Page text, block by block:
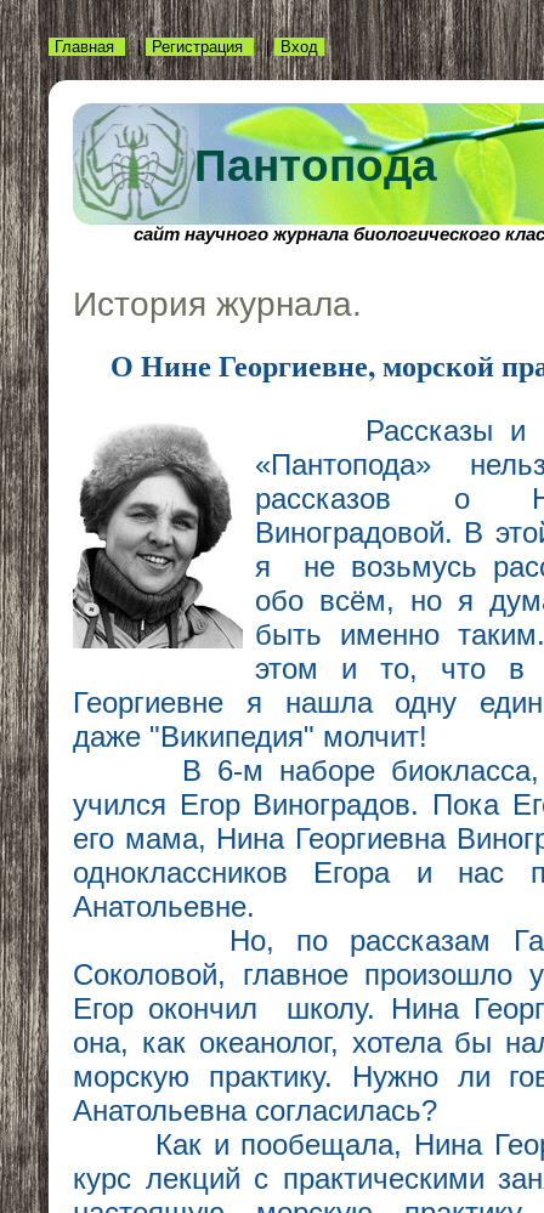
Пантопода
Главная | Регистрация | Вход
cайт научного журнала биологического
История журнала.
О Нине Георгиевне, морской
Рассказы и
«Пантопода»
рассказов о
Виноградовой. В
я не возьмусь
обо всём, но я
быть именно
этом и то, что в
Георгиевне я нашла одну
даже "Википедия" молчит!
В 6-м наборе биокласса,
учился Егор Виноградов. Пока
его мама, Нина Георгиевна
одноклассников Егора и нас
Анатольевне.
Но, по рассказам
Соколовой, главное произошло
Егор окончил школу. Нина
она, как океанолог, хотела бы
морскую практику. Нужно ли
Анатольевна согласилась?
Как и пообещала, Нина
курс лекций с практическими